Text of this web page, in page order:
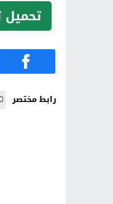
تحميل
رابط مختصر